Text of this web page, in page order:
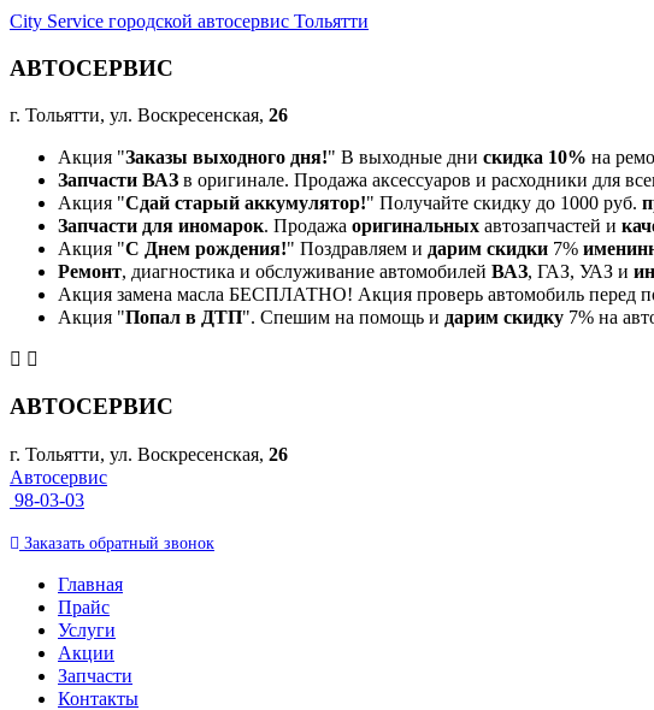
City Service городской автосервис Тольятти
АВТОСЕРВИС
г. Тольятти, ул. Воскресенская, 26
Акция "Заказы выходного дня!" В выходные дни скидка 10% на
Запчасти ВАЗ в оригинале. Продажа аксессуаров и расходники для
Акция "Сдай старый аккумулятор!" Получайте скидку до 1000 руб.
Запчасти для иномарок. Продажа оригинальных автозапчастей и
Акция "С Днем рождения!" Поздравляем и дарим скидки 7%
Ремонт, диагностика и обслуживание автомобилей ВАЗ, ГАЗ, УАЗ и
Акция замена масла БЕСПЛАТНО! Акция проверь автомобиль
Акция "Попал в ДТП". Спешим на помощь и дарим скидку 7% на
АВТОСЕРВИС
г. Тольятти, ул. Воскресенская, 26
Автосервис
98-03-03
Заказать обратный звонок
Главная
Прайс
Услуги
Акции
Запчасти
Контакты